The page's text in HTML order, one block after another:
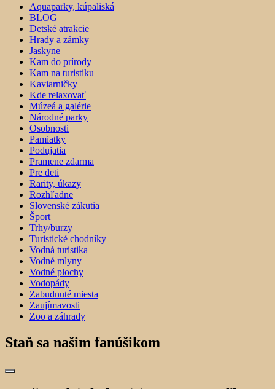
Aquaparky, kúpaliská
BLOG
Detské atrakcie
Hrady a zámky
Jaskyne
Kam do prírody
Kam na turistiku
Kaviarničky
Kde relaxovať
Múzeá a galérie
Národné parky
Osobnosti
Pamiatky
Podujatia
Pramene zdarma
Pre deti
Rarity, úkazy
Rozhľadne
Slovenské zákutia
Šport
Trhy/burzy
Turistické chodníky
Vodná turistika
Vodné mlyny
Vodné plochy
Vodopády
Zabudnuté miesta
Zaujímavosti
Zoo a záhrady
Staň sa našim fanúšikom